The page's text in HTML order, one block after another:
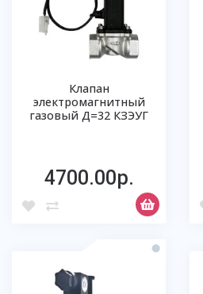
Клапан
электромагнитный
газовый Д=32 КЗЭУГ
4700.00р.